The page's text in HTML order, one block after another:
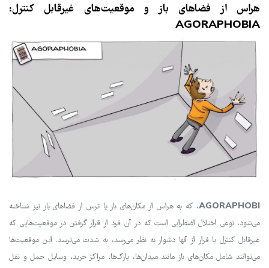
هراس از فضاهای باز و موقعیت‌های غیرقابل کنترل:
AGORAPHOBIA
AGORAPHOBI، که به هراس از مکان‌های باز یا ترس از فضاهای باز نیز شناخته
می‌شود، نوعی اختلال اضطرابی است که در آن فرد از قرار گرفتن در موقعیت‌هایی که
غیرقابل کنترل یا فرار از آنها دشوار به نظر می‌رسد، به شدت می‌ترسد. این موقعیت‌ها
می‌توانند شامل مکان‌های باز مانند میدان‌ها، پارک‌ها، مراکز خرید، وسایل حمل و نقل